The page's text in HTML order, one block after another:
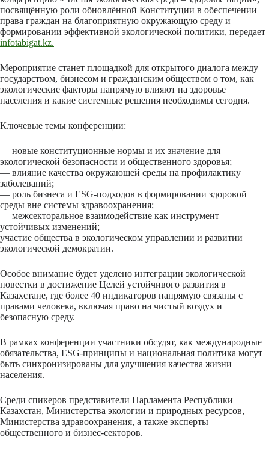
посвящённую роли обновлённой Конституции в обеспечении
права граждан на благоприятную окружающую среду и
формировании эффективной экологической политики, передает
infotabigat.kz.
Мероприятие станет площадкой для открытого диалога между
государством, бизнесом и гражданским обществом о том, как
экологические факторы напрямую влияют на здоровье
населения и какие системные решения необходимы сегодня.
Ключевые темы конференции:
— новые конституционные нормы и их значение для
экологической безопасности и общественного здоровья;
— влияние качества окружающей среды на профилактику
заболеваний;
— роль бизнеса и ESG-подходов в формировании здоровой
среды вне системы здравоохранения;
— межсекторальное взаимодействие как инструмент
устойчивых изменений;
участие общества в экологическом управлении и развитии
экологической демократии.
Особое внимание будет уделено интеграции экологической
повестки в достижение Целей устойчивого развития в
Казахстане, где более 40 индикаторов напрямую связаны с
правами человека, включая право на чистый воздух и
безопасную среду.
В рамках конференции участники обсудят, как международные
обязательства, ESG-принципы и национальная политика могут
быть синхронизированы для улучшения качества жизни
населения.
Среди спикеров представители Парламента Республики
Казахстан, Министерства экологии и природных ресурсов,
Министерства здравоохранения, а также эксперты
общественного и бизнес-секторов.